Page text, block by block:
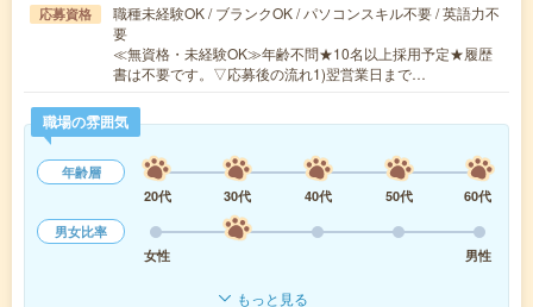
応募資格
職種未経験OK / ブランクOK / パソコンスキル不要 / 英語力不
要
≪無資格・未経験OK≫年齢不問★10名以上採用予定★履歴
書は不要です。▽応募後の流れ1)翌営業日まで…
職場の雰囲気
年齢層
20代
30代 40代 50代
60代
男女比率
女性
男性
もっと見る